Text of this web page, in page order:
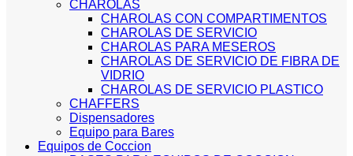
CHAROLAS
CHAROLAS CON COMPARTIMENTOS
CHAROLAS DE SERVICIO
CHAROLAS PARA MESEROS
CHAROLAS DE SERVICIO DE FIBRA DE
VIDRIO
CHAROLAS DE SERVICIO PLASTICO
CHAFFERS
Dispensadores
Equipo para Bares
Equipos de Coccion